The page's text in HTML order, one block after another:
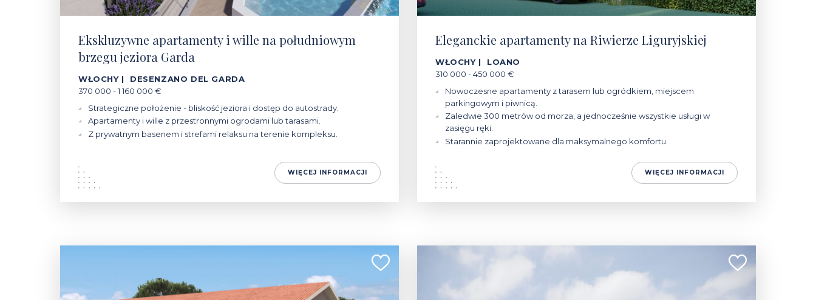
Ekskluzywne apartamenty i wille na południowym
brzegu jeziora Garda
WŁOCHY | DESENZANO DEL GARDA
370 000 - 1 160 000 €
Strategiczne położenie - bliskość jeziora i dostęp do autostrady.
Apartamenty i wille z przestronnymi ogrodami lub tarasami.
Z prywatnym basenem i strefami relaksu na terenie kompleksu.
WIĘCEJ INFORMACJI
Eleganckie apartamenty na Riwierze Liguryjskiej
WŁOCHY | LOANO
310 000 - 450 000 €
Nowoczesne apartamenty z tarasem lub ogródkiem, miejscem
parkingowym i piwnicą.
Zaledwie 300 metrów od morza, a jednocześnie wszystkie usługi w
zasięgu ręki.
Starannie zaprojektowane dla maksymalnego komfortu.
WIĘCEJ INFORMACJI